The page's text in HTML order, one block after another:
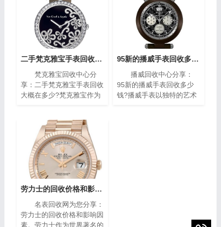
二手梵克雅宝手表回收大概在多少?(梵克雅宝高价回收指南)
梵克雅宝回收中心分
享：二手梵克雅宝手表回收
大概在多少?梵克雅宝作为
量而闻名。对于那些拥有一
款梵克雅宝手表的人来说，
了解其回收价格是非常重要
的。本文将为您介绍二手梵
克雅宝手表回收的价格指
南，帮助您获取最高回收
价。
95新的播威手表回收多少钱?(高价回收指南)
播威回收中心分享：
95新的播威手表回收多少
钱?播威手表以独特的艺术
播威手表回收价的指南，帮
劳力士的回收价格和影响因素(影响劳力士回收价格的因素)
名表回收网为您分享：
劳力士的回收价格和影响因
素。劳力士作为世界著名的